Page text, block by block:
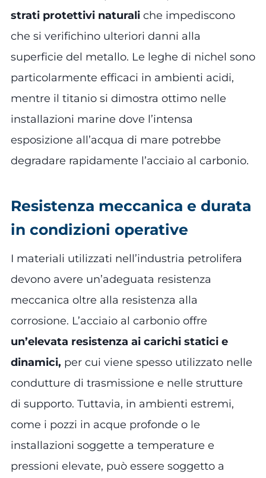
strati protettivi naturali che impediscono
che si verifichino ulteriori danni alla
superficie del metallo. Le leghe di nichel sono
particolarmente efficaci in ambienti acidi,
mentre il titanio si dimostra ottimo nelle
installazioni marine dove l’intensa
esposizione all’acqua di mare potrebbe
degradare rapidamente l’acciaio al carbonio.
Resistenza meccanica e durata
in condizioni operative
I materiali utilizzati nell’industria petrolifera
devono avere un’adeguata resistenza
meccanica oltre alla resistenza alla
corrosione. L’acciaio al carbonio offre
un’elevata resistenza ai carichi statici e
dinamici, per cui viene spesso utilizzato nelle
condutture di trasmissione e nelle strutture
di supporto. Tuttavia, in ambienti estremi,
come i pozzi in acque profonde o le
installazioni soggette a temperature e
pressioni elevate, può essere soggetto a